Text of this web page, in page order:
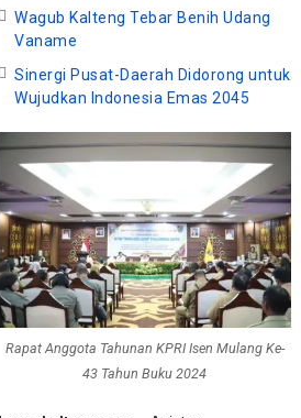
Wagub Kalteng Tebar Benih Udang
Vaname
Sinergi Pusat-Daerah Didorong untuk
Wujudkan Indonesia Emas 2045
Rapat Anggota Tahunan KPRI Isen Mulang Ke-
43 Tahun Buku 2024